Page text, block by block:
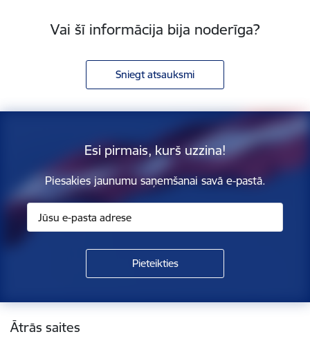
Vai šī informācija bija noderīga?
Sniegt atsauksmi
Esi pirmais, kurš uzzina!
Piesakies jaunumu saņemšanai savā e-pastā.
Kājene
Ātrās saites